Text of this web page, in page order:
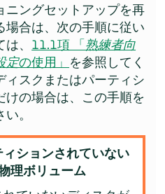
ニングセットアップを再
場合は、次の手順に従い
、 11.1項 「熟練者向
定の使用」 を参照してく
ィスクまたはパーティシ
けの場合は、この手順を
。
ィションされていない
理ボリューム